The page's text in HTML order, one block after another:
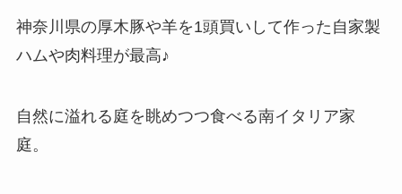
神奈川県の厚木豚や羊を1頭買いして作った自家製
ハムや肉料理が最高♪
自然に溢れる庭を眺めつつ食べる南イタリア家
庭。